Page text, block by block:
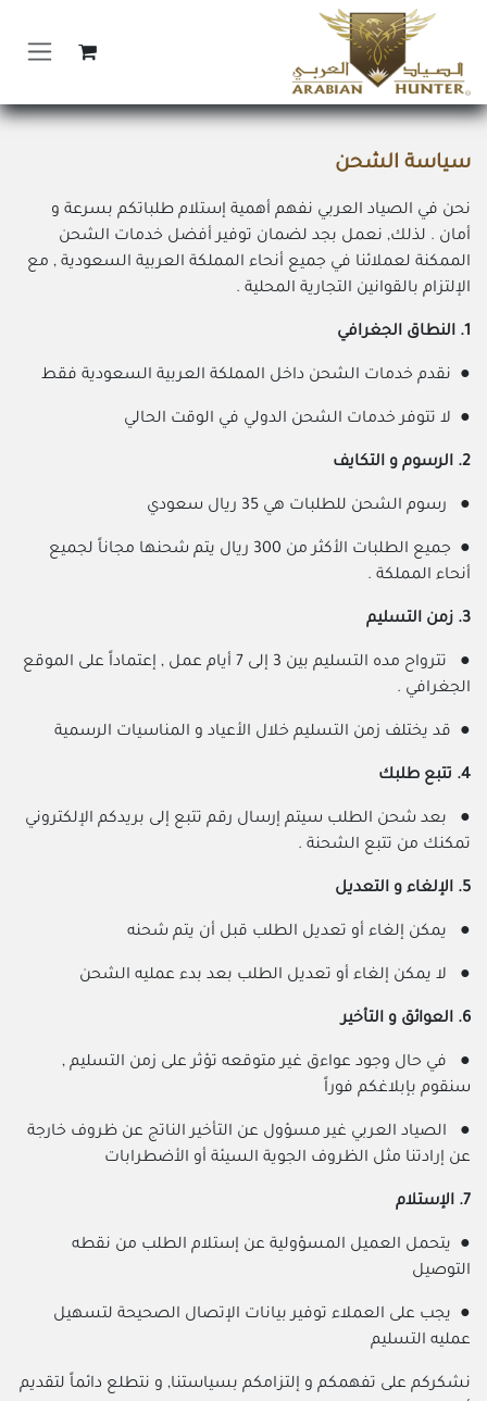
تخطي للذهاب إلى المحتوى
سياسة الشحن
نحن في الصياد العربي نفهم أهمية إستلام طلباتكم بسرعة و
أمان . لذلك, نعمل بجد لضمان توفير أفضل خدمات الشحن
الممكنة لعملائنا في جميع أنحاء المملكة العربية السعودية , مع
الإلتزام بالقوانين التجارية المحلية .
1. النطاق الجغرافي
● نقدم خدمات الشحن داخل المملكة العربية السعودية فقط
● لا تتوفر خدمات الشحن الدولي في الوقت الحالي
2. الرسوم و التكايف
● رسوم الشحن للطلبات هي 35 ريال سعودي
● جميع الطلبات الأكثر من 300 ريال يتم شحنها مجاناً لجميع
أنحاء المملكة .
3. زمن التسليم
● تترواح مده التسليم بين 3 إلى 7 أيام عمل , إعتماداً على الموقع
الجغرافي .
● قد يختلف زمن التسليم خلال الأعياد و المناسيات الرسمية
4. تتبع طلبك
● بعد شحن الطلب سيتم إرسال رقم تتبع إلى بريدكم الإلكتروني
تمكنك من تتبع الشحنة .
5. الإلغاء و التعديل
● يمكن إلغاء أو تعديل الطلب قبل أن يتم شحنه
● لا يمكن إلغاء أو تعديل الطلب بعد بدء عمليه الشحن
6. العوائق و التأخير
● في حال وجود عواءق غير متوقعه تؤثر على زمن التسليم ,
سنقوم بإبلاغكم فوراً
● الصياد العربي غير مسؤول عن التأخير الناتج عن ظروف خارجة
عن إرادتنا مثل الظروف الجوية السيئة أو الأضطرابات
7. الإستلام
● يتحمل العميل المسؤولية عن إستلام الطلب من نقطه
التوصيل
● يجب على العملاء توفير بيانات الإتصال الصحيحة لتسهيل
عمليه التسليم
نشكركم على تفهمكم و إلتزامكم بسياستنا, و نتطلع دائماً لتقديم